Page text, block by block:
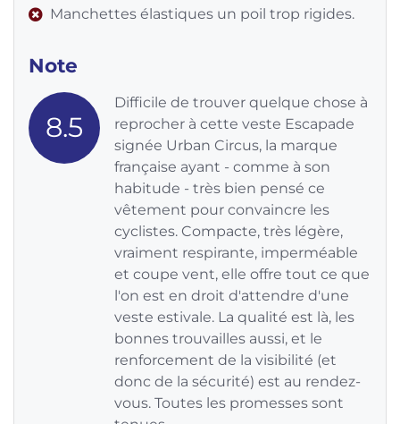
Manchettes élastiques un poil trop rigides.
Note
8.5
Difficile de trouver quelque chose à
reprocher à cette veste Escapade
signée Urban Circus, la marque
française ayant - comme à son
habitude - très bien pensé ce
vêtement pour convaincre les
cyclistes. Compacte, très légère,
vraiment respirante, imperméable
et coupe vent, elle offre tout ce que
l'on est en droit d'attendre d'une
veste estivale. La qualité est là, les
bonnes trouvailles aussi, et le
renforcement de la visibilité (et
donc de la sécurité) est au rendez-
vous. Toutes les promesses sont